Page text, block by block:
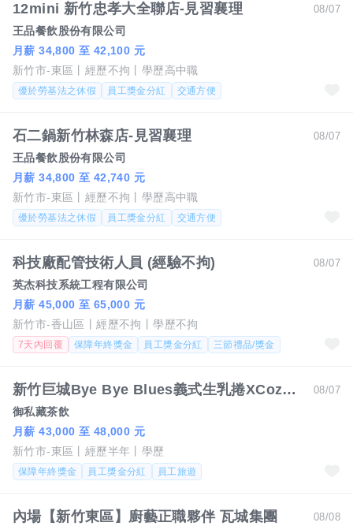
08/07
12mini 新竹忠孝大全聯店-見習襄理
王品餐飲股份有限公司
月薪 34,800 至 42,100 元
新竹市-東區
經歷不拘 學歷高中職
優於勞基法之休假 員工獎金分紅 交通方便
08/07
石二鍋新竹林森店-見習襄理
王品餐飲股份有限公司
月薪 34,800 至 42,740 元
新竹市-東區
經歷不拘 學歷高中職
優於勞基法之休假 員工獎金分紅 交通方便
08/07
科技廠配管技術人員 (經驗不拘)
英杰科技系統工程有限公司
月薪 45,000 至 65,000 元
新竹市-香山區
經歷不拘 學歷不拘
7天內回覆 保障年終獎金 員工獎金分紅 三節禮品/獎金
08/07
新竹巨城Bye Bye Blues義式生乳捲XCozyTea//儲備幹部/正副櫃長月薪可達45k
御私藏茶飲
月薪 43,000 至 48,000 元
新竹市-東區
經歷半年 學歷
保障年終獎金 員工獎金分紅 員工旅遊
08/08
內場【新竹東區】廚藝正職夥伴 瓦城集團